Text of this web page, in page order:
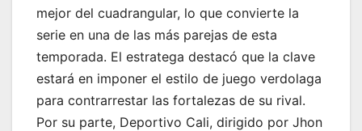
mejor del cuadrangular, lo que convierte la
serie en una de las más parejas de esta
temporada. El estratega destacó que la clave
estará en imponer el estilo de juego verdolaga
para contrarrestar las fortalezas de su rival.
Por su parte, Deportivo Cali, dirigido por Jhon